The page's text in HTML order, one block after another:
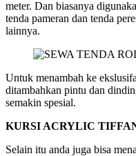
meter. Dan biasanya
tenda pameran dan tenda
lainnya.
Untuk menambah ke
ditambahkan pintu dan
semakin spesial.
KURSI ACRYLIC
Selain itu anda juga bisa